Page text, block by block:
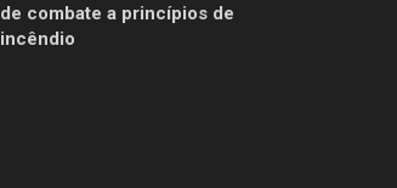
de combate a princípios de
incêndio